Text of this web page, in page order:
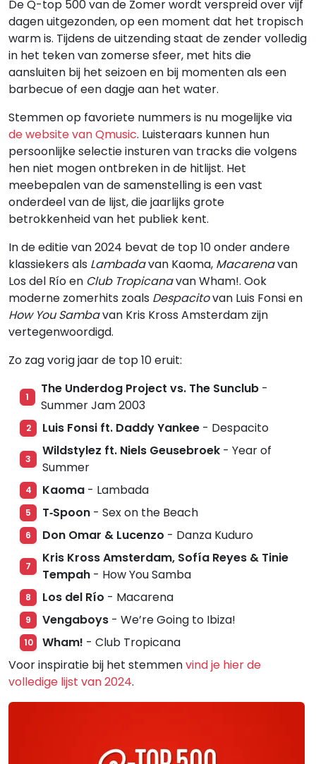
De Q-top 500 van de Zomer wordt verspreid over vijf
dagen uitgezonden, op een moment dat het tropisch
warm is. Tijdens de uitzending staat de zender volledig
in het teken van zomerse sfeer, met hits die
aansluiten bij het seizoen en bij momenten als een
barbecue of een dagje aan het water.
Stemmen op favoriete nummers is nu mogelijke via
de website van Qmusic. Luisteraars kunnen hun
persoonlijke selectie insturen van tracks die volgens
hen niet mogen ontbreken in de hitlijst. Het
meebepalen van de samenstelling is een vast
onderdeel van de lijst, die jaarlijks grote
betrokkenheid van het publiek kent.
In de editie van 2024 bevat de top 10 onder andere
klassiekers als Lambadavan Kaoma, Macarenavan
Los del Río en Club Tropicanavan Wham!. Ook
moderne zomerhits zoals Despacitovan Luis Fonsi en
How You Sambavan Kris Kross Amsterdam zijn
vertegenwoordigd.
Zo zag vorig jaar de top 10 eruit:
1
The Underdog Project vs. The Sunclub-
Summer Jam 2003
2 Luis Fonsi ft. Daddy Yankee - Despacito
3
Wildstylez ft. Niels Geusebroek- Year of
Summer
4 Kaoma - Lambada
5 T‐Spoon - Sex on the Beach
6 Don Omar & Lucenzo - Danza Kuduro
7
Kris Kross Amsterdam, Sofía Reyes & Tinie
Tempah- How You Samba
8 Los del Río - Macarena
9 Vengaboys - We’re Going to Ibiza!
10 Wham! - Club Tropicana
Voor inspiratie bij het stemmenvind je hier de
volledige lijst van 2024.
Gerelateerde hitlijsten